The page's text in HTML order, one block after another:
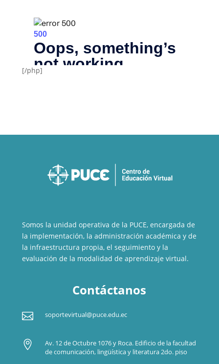
[/php]
Somos la unidad operativa de la PUCE, encargada de
la implementación, la administración académica y de
la infraestructura propia, el seguimiento y la
evaluación de la modalidad de aprendizaje virtual.
Contáctanos
 soportevirtual@puce.edu.ec

Av. 12 de Octubre 1076 y Roca. Edificio de la facultad
de comunicación, lingüística y literatura 2do. piso